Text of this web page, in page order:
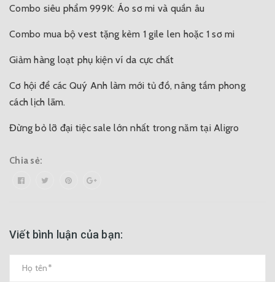
Combo siêu phẩm 999K: Áo sơ mi và quần âu
Combo mua bộ vest tặng kèm 1 gile len hoặc 1 sơ mi
Giảm hàng loạt phụ kiện ví da cực chất
Cơ hội để các Quý Anh làm mới tủ đồ, nâng tầm phong
cách lịch lãm.
Đừng bỏ lỡ đại tiệc sale lớn nhất trong năm tại Aligro
Chia sẻ:
Viết bình luận của bạn: